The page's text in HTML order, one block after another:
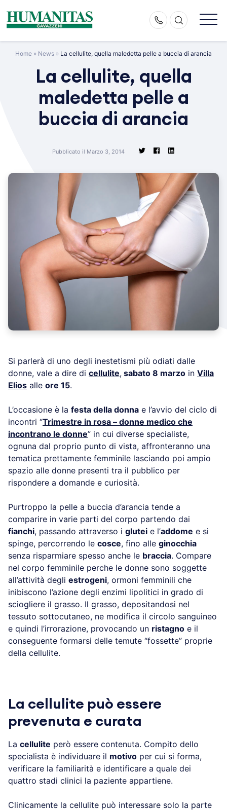
content
Home » News » La cellulite, quella maledetta pelle a buccia di arancia
La cellulite, quella
maledetta pelle a
buccia di arancia
Pubblicato il Marzo 3, 2014
Si parlerà di uno degli inestetismi più odiati dalle
donne, vale a dire di cellulite, sabato 8 marzo in Villa
Elios alle ore 15.
L’occasione è la festa della donna e l’avvio del ciclo di
incontri “Trimestre in rosa – donne medico che
incontrano le donne” in cui diverse specialiste,
ognuna dal proprio punto di vista, affronteranno una
tematica prettamente femminile lasciando poi ampio
spazio alle donne presenti tra il pubblico per
rispondere a domande e curiosità.
Purtroppo la pelle a buccia d’arancia tende a
comparire in varie parti del corpo partendo dai
fianchi, passando attraverso i glutei e l’addome e si
spinge, percorrendo le cosce, fino alle ginocchia
senza risparmiare spesso anche le braccia. Compare
nel corpo femminile perche le donne sono soggette
all’attività degli estrogeni, ormoni femminili che
inibiscono l’azione degli enzimi lipolitici in grado di
sciogliere il grasso. Il grasso, depositandosi nel
tessuto sottocutaneo, ne modifica il circolo sanguineo
e quindi l’irrorazione, provocando un ristagno e il
conseguente formarsi delle temute “fossette” proprie
della cellulite.
La cellulite può essere
prevenuta e curata
La cellulite però essere contenuta. Compito dello
specialista è individuare il motivo per cui si forma,
verificare la familiarità e identificare a quale dei
quattro stadi clinici la paziente appartiene.
Clinicamente la cellulite può interessare solo la parte